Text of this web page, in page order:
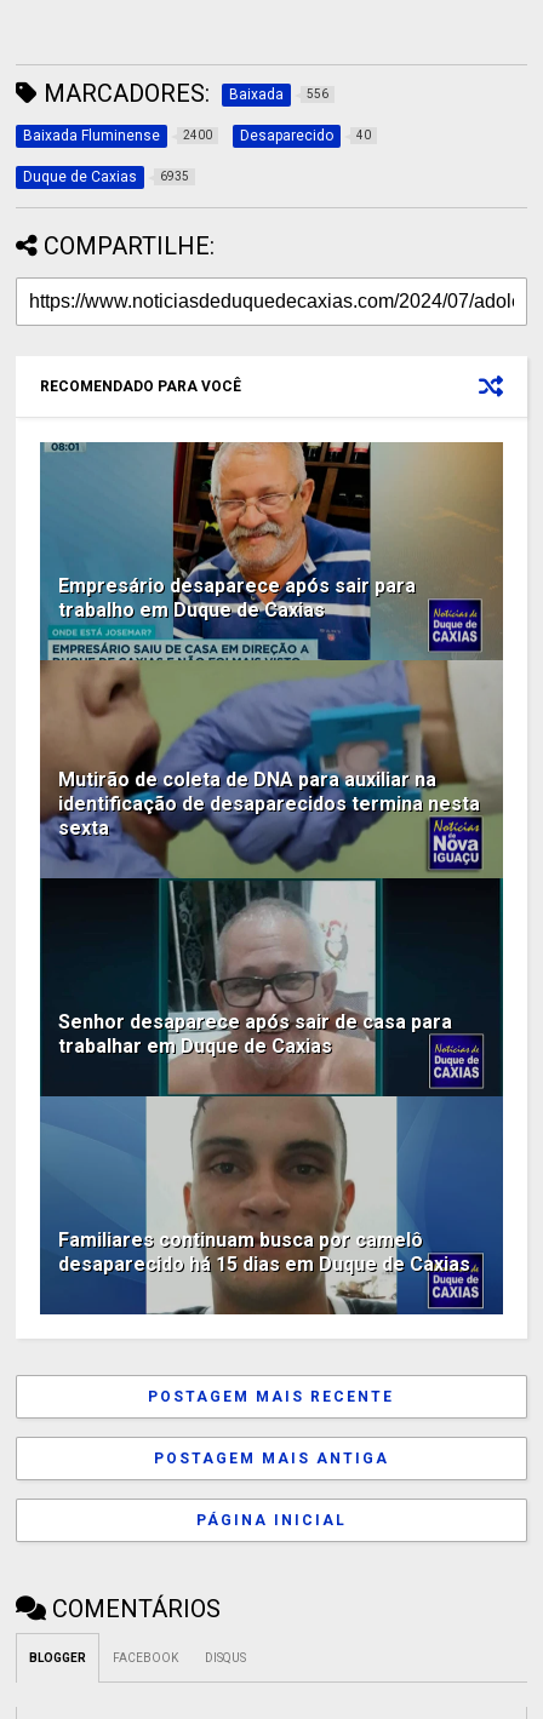
MARCADORES: Baixada 556
Baixada Fluminense 2400 Desaparecido 40
Duque de Caxias 6935
COMPARTILHE:
RECOMENDADO PARA VOCÊ
Empresário desaparece após sair para
trabalho em Duque de Caxias
Mutirão de coleta de DNA para auxiliar na
identificação de desaparecidos termina nesta
sexta
Senhor desaparece após sair de casa para
trabalhar em Duque de Caxias
Familiares continuam busca por camelô
desaparecido há 15 dias em Duque de Caxias
POSTAGEM MAIS RECENTE
POSTAGEM MAIS ANTIGA
PÁGINA INICIAL
COMENTÁRIOS
BLOGGER FACEBOOK DISQUS